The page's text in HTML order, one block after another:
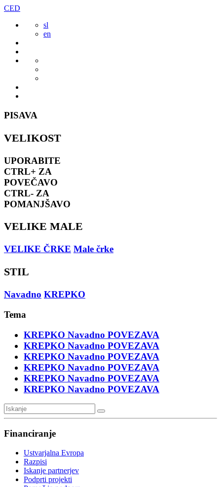
Preskoči
vsebine
CED
sl
en
PISAVA
VELIKOST
UPORABITE
CTRL+ ZA
POVEČAVO
CTRL- ZA
POMANJŠAVO
VELIKE MALE
VELIKE ČRKE Male črke
STIL
Navadno KREPKO
Tema
KREPKO Navadno POVEZAVA
KREPKO Navadno POVEZAVA
KREPKO Navadno POVEZAVA
KREPKO Navadno POVEZAVA
KREPKO Navadno POVEZAVA
KREPKO Navadno POVEZAVA
Financiranje
Ustvarjalna Evropa
Razpisi
Iskanje partnerjev
Podprti projekti